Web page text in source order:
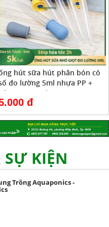
hút sữa hút phân bón có
đo lường 5ml nhựa PP +
silicone an toàn ( xem trong
tả ) đ
KIỆN
Popper Là Gì Và Vì Sao Nên
Trồng Aquaponics -